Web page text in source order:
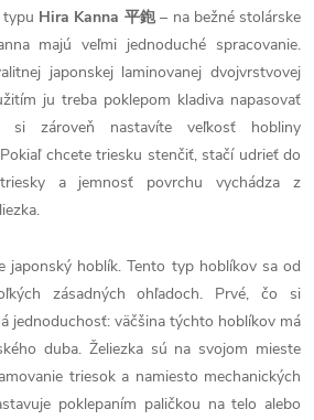
Hira Kanna 平鉋– na bežné stolárske
majú veľmi jednoduché spracovanie.
japonskej laminovanej dvojvrstvovej
ju treba poklepom kladiva napasovať
zároveň nastavíte veľkosť hobliny
chcete triesku stenčiť, stačí udrieť do
a jemnosť povrchu vychádza z
japonský hoblík. Tento typ hoblíkov sa od
zásadných ohľadoch. Prvé, čo si
jednoduchosť: väčšina týchto hoblíkov má
duba. Želiezka sú na svojom mieste
triesok a namiesto mechanických
poklepaním paličkou na telo alebo